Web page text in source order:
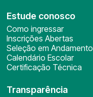
Estude conosco
Como ingressar
Inscrições Abertas
Seleção em Andamento
Calendário Escolar
Certificação Técnica
Transparência